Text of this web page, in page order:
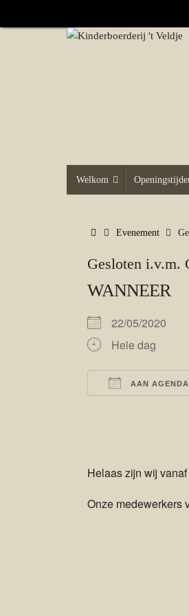
naar
naar
Welkom
HomeEvenement
Gesloten i.v.m.
WANNEER
22/05/2020
Hele dag
AAN
Helaas zijn wij
Onze medewerkers